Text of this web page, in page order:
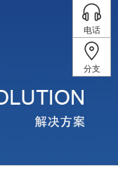
电话
分支